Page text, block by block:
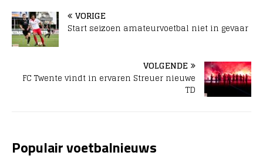
VORIGE
Start seizoen amateurvoetbal niet in gevaar
VOLGENDE
FC Twente vindt in ervaren Streuer nieuwe
TD
Populair voetbalnieuws